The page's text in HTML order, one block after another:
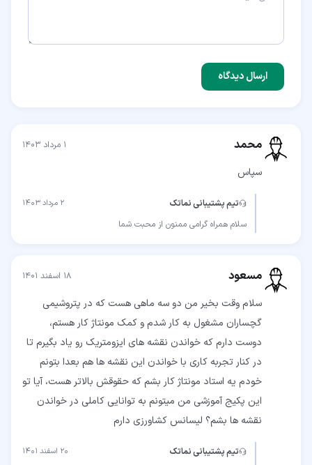
ارسال دیدگاه
محمد ۱ مرداد ۱۴۰۳
سپاس
تیم پشتیبانی نماتک ۲ مرداد ۱۴۰۳
سلام همراه گرامی ممنون از محبت شما
مسعود ۱۸ اسفند ۱۴۰۱
سلام وقت بخیر من دو سه ماهی هست که در پتروشیمی
گچساران مشغول به کار شدم و کمک مونتاژ کار هستم،
دوست دارم که خواندن نقشه های ایزومتریک رو یاد بگیرم تا
در کنار تجربه کاری با خواندن این نقشه ها هم بعدا بتونم
خودم یه استاد مونتاژ کار بشم که حقوقش بالاتر هست، آیا تو
این پکیج آموزشی من میتونم به توانایی کاملی در خواندن
نقشه ها بشم؟ لیسانس کشاورزی دارم
تیم پشتیبانی نماتک ۲۰ اسفند ۱۴۰۱